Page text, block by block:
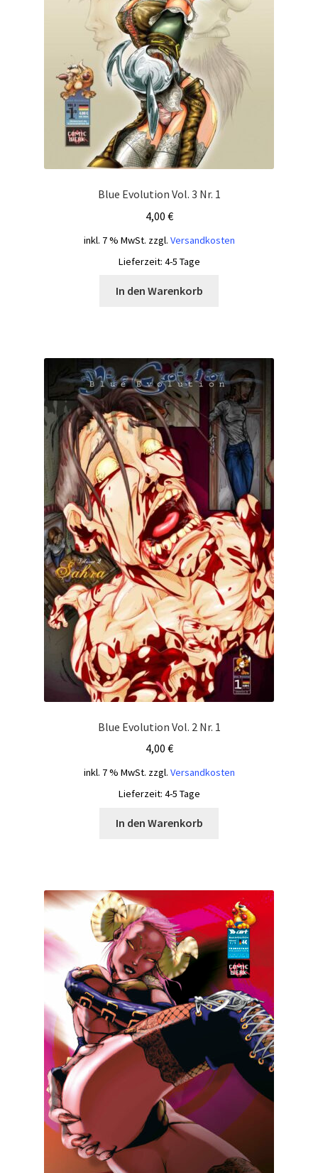
Blue Evolution Vol. 3 Nr. 1
4,00 €
inkl. 7 % MwSt. zzgl. Versandkosten
Lieferzeit: 4-5 Tage
In den Warenkorb
Blue Evolution Vol. 2 Nr. 1
4,00 €
inkl. 7 % MwSt. zzgl. Versandkosten
Lieferzeit: 4-5 Tage
In den Warenkorb